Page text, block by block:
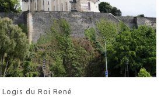
Logis du Roi René